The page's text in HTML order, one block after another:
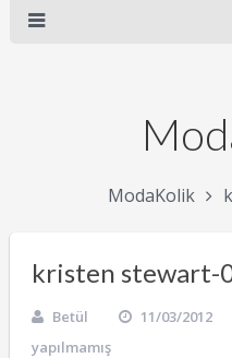
ModaKolik
kristen stewart-
Betül 11/03/2012
yapılmamış